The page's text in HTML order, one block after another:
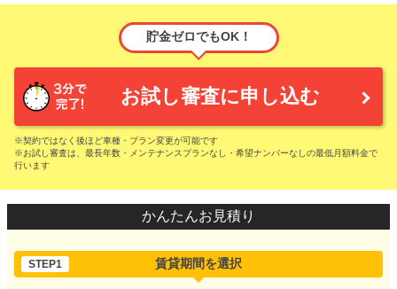
貯金ゼロでもOK！
お試し審査に申し込む
※契約ではなく後ほど車種・プラン変更が可能です
※お試し審査は、最長年数・メンテナンスプランなし・希望ナンバーなしの最低月額料金で
行います
かんたんお見積り
STEP1 賃貸期間を選択